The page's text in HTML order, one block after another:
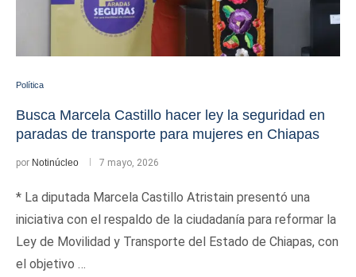
Política
Busca Marcela Castillo hacer ley la seguridad en
paradas de transporte para mujeres en Chiapas
por Notinúcleo 7 mayo, 2026
* La diputada Marcela Castillo Atristain presentó una
iniciativa con el respaldo de la ciudadanía para reformar la
Ley de Movilidad y Transporte del Estado de Chiapas, con
el objetivo …